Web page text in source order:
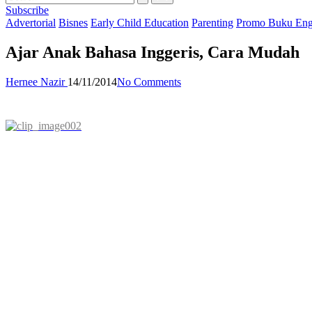
Subscribe
Posted
Advertorial Bisnes Early Child Education Parenting Promo Buku
Ajar Anak Bahasa Inggeris, Cara Mudah
Posted
Hernee Nazir 14/11/2014No Comments